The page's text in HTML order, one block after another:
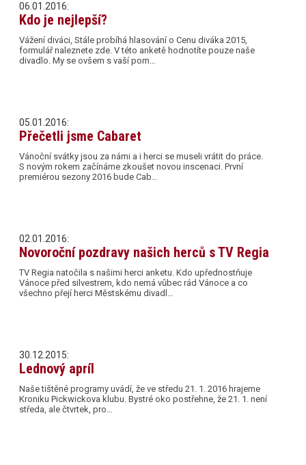
06.01.2016:
Kdo je nejlepší?
Vážení diváci, Stále probíhá hlasování o Cenu diváka 2015,
formulář naleznete zde. V této anketě hodnotíte pouze naše
divadlo. My se ovšem s vaší pom…
05.01.2016:
Přečetli jsme Cabaret
Vánoční svátky jsou za námi a i herci se museli vrátit do práce.
S novým rokem začínáme zkoušet novou inscenaci. První
premiérou sezony 2016 bude Cab…
02.01.2016:
Novoroční pozdravy našich herců s TV Regia
TV Regia natočila s našimi herci anketu. Kdo upřednostňuje
Vánoce před silvestrem, kdo nemá vůbec rád Vánoce a co
všechno přejí herci Městskému divadl…
30.12.2015:
Lednový apríl
Naše tištěné programy uvádí, že ve středu 21. 1. 2016 hrajeme
Kroniku Pickwickova klubu. Bystré oko postřehne, že 21. 1. není
středa, ale čtvrtek, pro…